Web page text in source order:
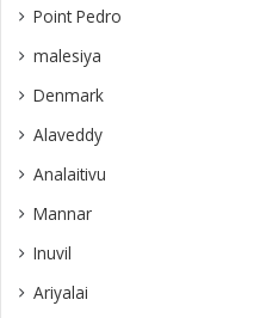
Point Pedro
malesiya
Denmark
Alaveddy
Analaitivu
Mannar
Inuvil
Ariyalai